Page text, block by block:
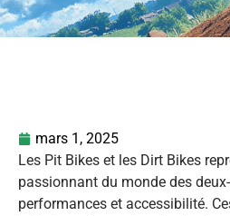
mars 1, 2025
Les Pit Bikes et les Dirt Bikes
passionnant du monde des
performances et accessibilité.